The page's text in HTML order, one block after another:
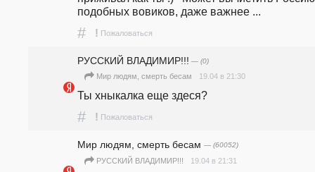
подобных вовиков, даже важнее ...
# ! Пожаловаться
РУССКИЙ ВЛАДИМИР!!! — (0)
Мир людям, смерть бесам 19.04 в 21:30
Ты хныкалка еще здеся?
# ! Пожаловаться
Мир людям, смерть бесам — (60052)
РУССКИЙ ВЛАДИМИР!!! 19.04 в 21:31